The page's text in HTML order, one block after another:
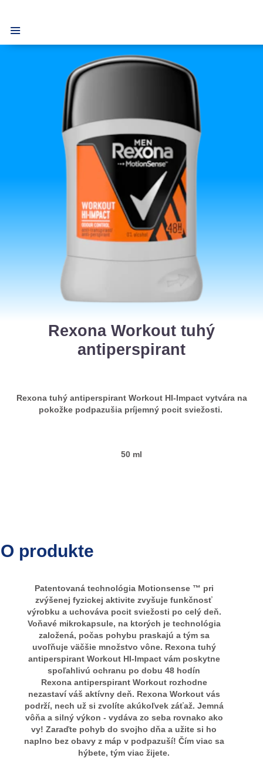
Rexona Workout tuhý
antiperspirant
Rexona tuhý antiperspirant Workout HI-Impact vytvára na
pokožke podpazušia príjemný pocit sviežosti.
50 ml
O produkte
Patentovaná technológia Motionsense ™ pri
zvýšenej fyzickej aktivite zvyšuje funkčnosť
výrobku a uchováva pocit sviežosti po celý deň.
Voňavé mikrokapsule, na ktorých je technológia
založená, počas pohybu praskajú a tým sa
uvoľňuje väčšie množstvo vône. Rexona tuhý
antiperspirant Workout HI-Impact vám poskytne
spoľahlivú ochranu po dobu 48 hodín
Rexona antiperspirant Workout rozhodne
nezastaví váš aktívny deň. Rexona Workout vás
podrží, nech už si zvolíte akúkoľvek záťaž. Jemná
vôňa a silný výkon - vydáva zo seba rovnako ako
vy! Zaraďte pohyb do svojho dňa a užite si ho
naplno bez obavy z máp v podpazuší! Čím viac sa
hýbete, tým viac žijete.